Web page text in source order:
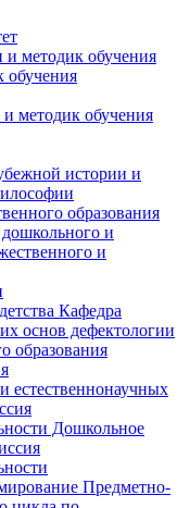
и методик обучения
обучения
методик обучения
истории и
образования
и
и
Кафедра
основ дефектологии
образования
естественнонаучных
Дошкольное
Предметно-